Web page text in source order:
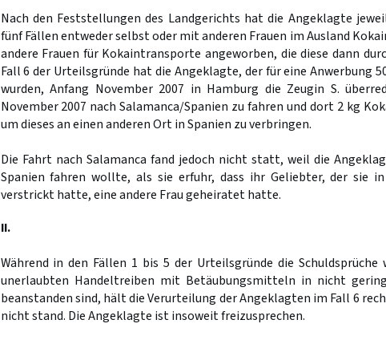
Nach den Feststellungen des Landgerichts hat die Angeklagte
fünf Fällen entweder selbst oder mit anderen Frauen im Ausland
andere Frauen für Kokaintransporte angeworben, die diese dann
Fall 6 der Urteilsgründe hat die Angeklagte, der für eine Anwerbung
wurden, Anfang November 2007 in Hamburg die Zeugin S.
November 2007 nach Salamanca/Spanien zu fahren und dort 2 kg
um dieses an einen anderen Ort in Spanien zu verbringen.
Die Fahrt nach Salamanca fand jedoch nicht statt, weil die
Spanien fahren wollte, als sie erfuhr, dass ihr Geliebter, der sie
verstrickt hatte, eine andere Frau geheiratet hatte.
II.
Während in den Fällen 1 bis 5 der Urteilsgründe die Schuldsprüche
unerlaubten Handeltreiben mit Betäubungsmitteln in nicht
beanstanden sind, hält die Verurteilung der Angeklagten im Fall 6
nicht stand. Die Angeklagte ist insoweit freizusprechen.